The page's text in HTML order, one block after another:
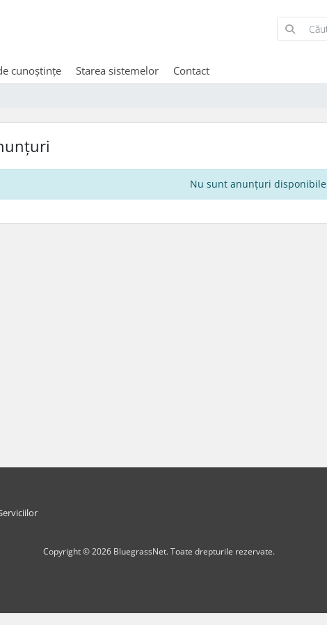
cunoștințe Starea sistemelor Contact
Nu sunt anunțuri disponibile
Copyright © 2026 BluegrassNet. Toate drepturile rezervate.